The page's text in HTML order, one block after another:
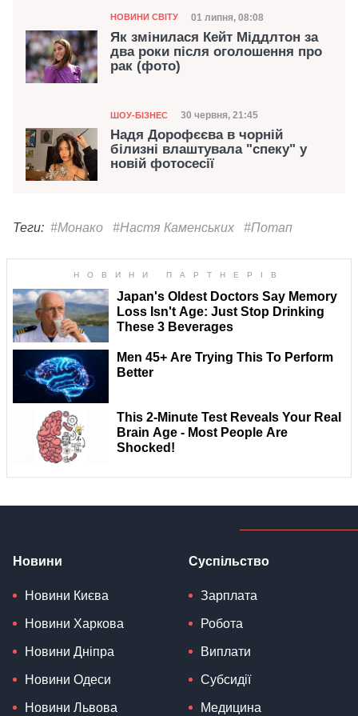
Категорія
НОВИНИ СВІТУ Дата публікації
01 липня, 08:08
Як змінилася Кейт Міддлтон за
два роки після оголошення про
рак (фото)
Категорія
ШОУ-БІЗНЕС Дата публікації
30 червня, 21:45
Надя Дорофєєва в чорній
білизні влаштувала "спеку" у
новій фотосесії
Теги: #Монако #Настя Каменських #Потап
Новини
Новини Києва
Новини Харкова
Новини Дніпра
Новини Одеси
Новини Львова
Суспільство
Зарплата
Робота
Виплати
Субсидії
Медицина